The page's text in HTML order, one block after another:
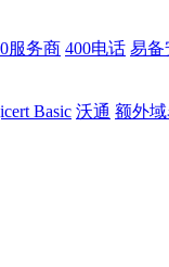
服务商 400电话 易备
Basic 沃通 额外